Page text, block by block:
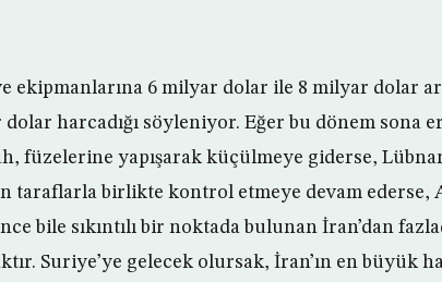
ekipmanlarına 6 milyar dolar ile 8 milyar dolar
dolar harcadığı söyleniyor. Eğer bu dönem sona
füzelerine yapışarak küçülmeye giderse,
taraflarla birlikte kontrol etmeye devam ederse,
bile sıkıntılı bir noktada bulunan İran’dan
Suriye’ye gelecek olursak, İran’ın en büyük